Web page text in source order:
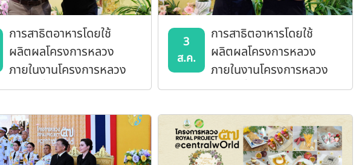
การสาธิตอาหารโดยใช้
ผลิตผลโครงการหลวง
ภายในงานโครงการหลวง
57 วันที่ 4 สิงหาคม 2569
3
ส.ค.
การสาธิตอาหารโดยใช้
ผลิตผลโครงการหลวง
ภายในงานโครงการหลวง
57 วันที่ 3 สิงหาคม 2569